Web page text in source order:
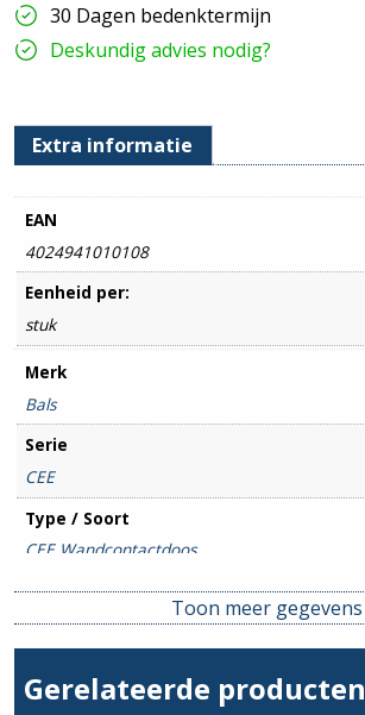
Female
hoeveelheid
30 Dagen bedenktermijn
Deskundig advies nodig?
Extra informatie
EAN
4024941010108
Eenheid per:
stuk
Merk
Bals
Serie
CEE
Type / Soort
CEE Wandcontactdoos
Amperage
16A
5P
Toon meer gegevens
Gerelateerde producten